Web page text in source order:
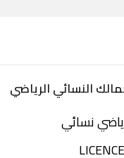
النسائي الرياضي
نسائي